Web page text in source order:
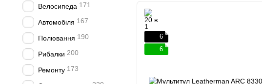
6
6
Велосипеда 171
Автомобіля 167
Полювання 190
Рибалки 200
Ремонту 173